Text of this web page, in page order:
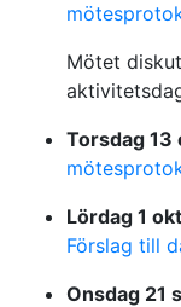
Mötet
Torsdag
Lördag 1
Förslag till
Onsdag 21